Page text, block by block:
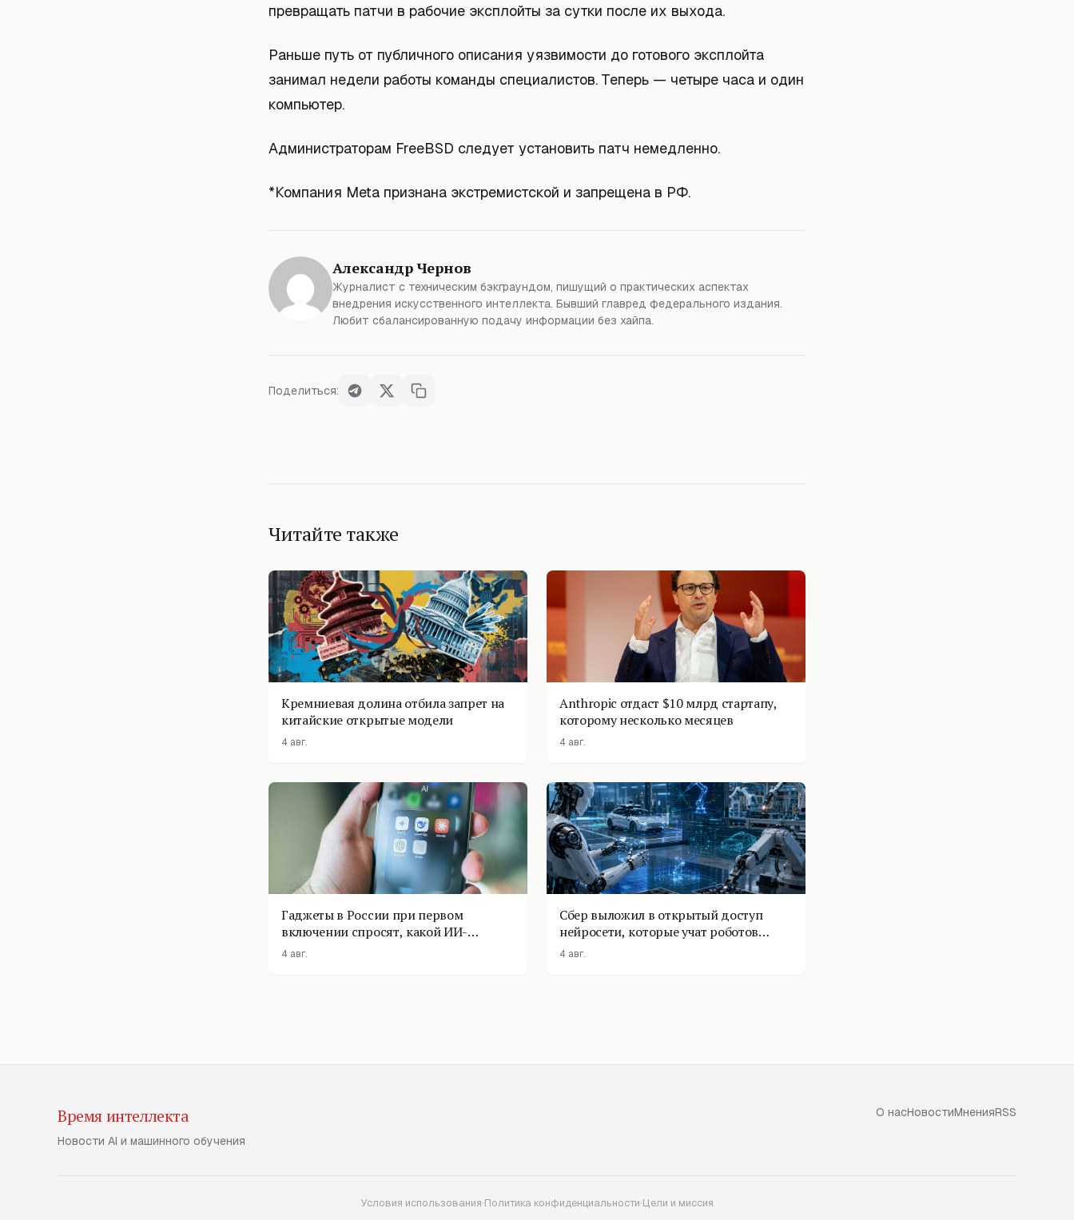
превращать патчи в рабочие эксплойты за сутки после их выхода.
Раньше путь от публичного описания уязвимости до готового эксплойта
занимал недели работы команды специалистов. Теперь — четыре часа и один
компьютер.
Администраторам FreeBSD следует установить патч немедленно.
*Компания Meta признана экстремистской и запрещена в РФ.
Александр Чернов
Журналист с техническим бэкграундом, пишущий о практических аспектах
внедрения искусственного интеллекта. Бывший главред федерального издания.
Любит сбалансированную подачу информации без хайпа.
Поделиться:
Читайте также
Кремниевая долина отбила запрет на
китайские открытые модели
4 авг.
Anthropic отдаст $10 млрд стартапу,
которому несколько месяцев
4 авг.
Гаджеты в России при первом
включении спросят, какой ИИ-
помощник поставить
4 авг.
Сбер выложил в открытый доступ
нейросети, которые учат роботов
физике
4 авг.
Время интеллекта
Новости AI и машинного обучения
О насНовостиМненияRSS
Условия использования·Политика конфиденциальности·Цели и миссия